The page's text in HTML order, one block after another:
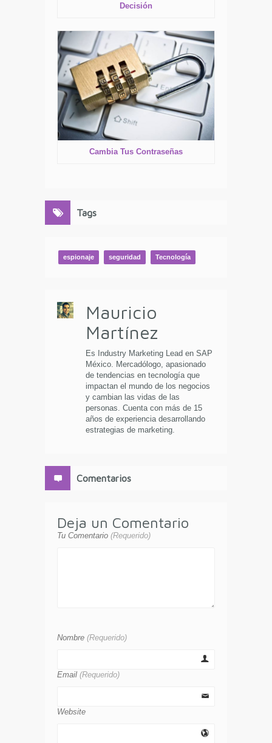
Decisión
Cambia Tus Contraseñas
Tags
espionaje seguridad Tecnología
Mauricio
Martínez
Es Industry Marketing Lead en SAP
México. Mercadólogo, apasionado
de tendencias en tecnología que
impactan el mundo de los negocios
y cambian las vidas de las
personas. Cuenta con más de 15
años de experiencia desarrollando
estrategias de marketing.
Comentarios
Deja un Comentario
Tu Comentario (Requerido)
Nombre (Requerido)
Email (Requerido)
Website